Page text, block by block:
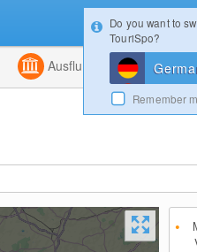
Kombiniert
Ausflugsziele
Do you want to
TouriSpo?
Remember
Konfigurator